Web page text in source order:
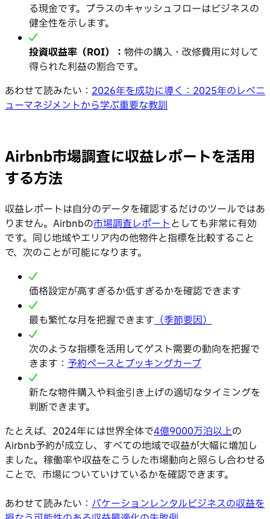
る現金です。プラスのキャッシュフローはビジネスの
健全性を示します。
投資収益率（ROI）： 物件の購入・改修費用に対して
得られた利益の割合です。
あわせて読みたい： 2026年を成功に導く：2025年のレベニ
ューマネジメントから学ぶ重要な教訓
Airbnb市場調査に収益レポートを活用
する方法
収益レポートは自分のデータを確認するだけのツールではあ
りません。Airbnbの市場調査レポートとしても非常に有効
です。同じ地域やエリア内の他物件と指標を比較すること
で、次のことが可能になります。
価格設定が高すぎるか低すぎるかを確認できます
最も繁忙な月を把握できます（季節要因）
次のような指標を活用してゲスト需要の動向を把握で
きます： 予約ペースとブッキングカーブ
新たな物件購入や料金引き上げの適切なタイミングを
判断できます。
たとえば、2024年には世界全体で4億9000万泊以上の
Airbnb予約が成立し、すべての地域で収益が大幅に増加し
ました。稼働率や収益をこうした市場動向と照らし合わせる
ことで、市場についていけているかを確認できます。
あわせて読みたい： バケーションレンタルビジネスの収益を